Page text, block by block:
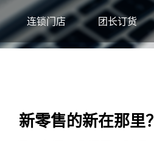
连锁门店 团长订货
新零售的新在那里？